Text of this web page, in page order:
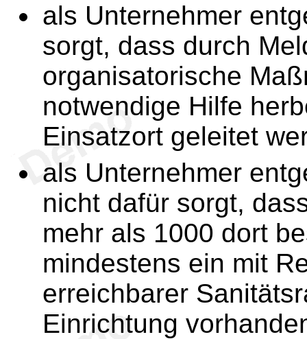
als Unternehmer
sorgt, dass durch
organisatorische
notwendige Hilfe
Einsatzort geleitet
als Unternehmer
nicht dafür sorgt,
mehr als 1000 dort
mindestens ein mit
erreichbarer
Einrichtung